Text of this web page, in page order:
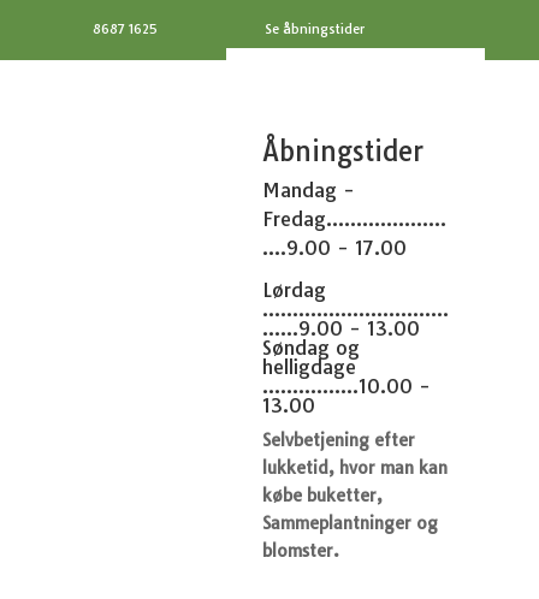
8687 1625 Se åbningstider
Åbningstider
Mandag -
Fredag....................
....9.00 - 17.00
Lørdag
...............................
......9.00 - 13.00
Søndag og
helligdage
................10.00 -
13.00
Selvbetjening efter
lukketid, hvor man kan
købe buketter,
Sammeplantninger og
blomster.